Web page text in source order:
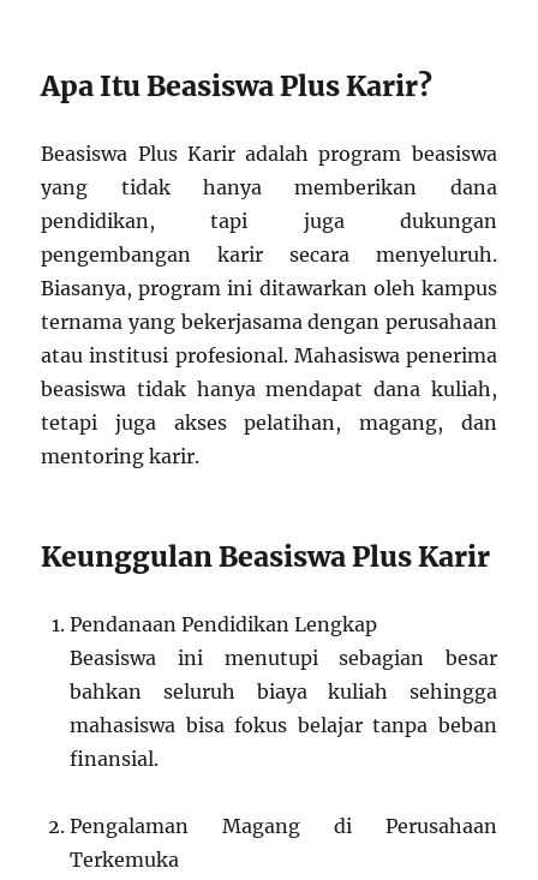
Apa Itu Beasiswa Plus Karir?
Beasiswa Plus Karir adalah program beasiswa
yang tidak hanya memberikan dana
pendidikan, tapi juga dukungan
pengembangan karir secara menyeluruh.
Biasanya, program ini ditawarkan oleh kampus
ternama yang bekerjasama dengan perusahaan
atau institusi profesional. Mahasiswa penerima
beasiswa tidak hanya mendapat dana kuliah,
tetapi juga akses pelatihan, magang, dan
mentoring karir.
Keunggulan Beasiswa Plus Karir
Pendanaan Pendidikan Lengkap
Beasiswa ini menutupi sebagian besar
bahkan seluruh biaya kuliah sehingga
mahasiswa bisa fokus belajar tanpa beban
finansial.
Pengalaman Magang di Perusahaan
Terkemuka